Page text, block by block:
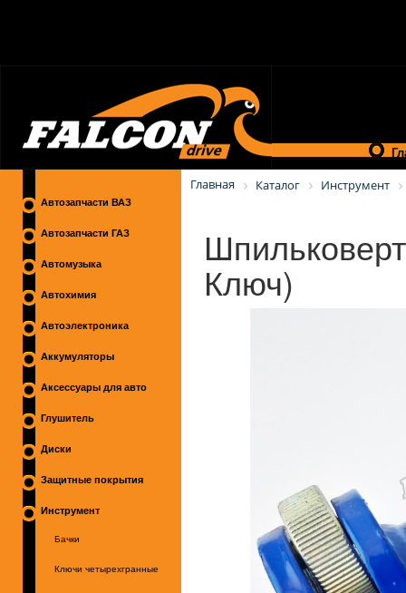
Автозапчасти ВАЗ
Автозапчасти ГАЗ
Автомузыка
Автохимия
Автоэлектроника
Аккумуляторы
Аксессуары для авто
Глушитель
Диски
Защитные покрытия
Инструмент
Бачки
Ключи четырехгранные
Главная Каталог Инструмент
Ключ)